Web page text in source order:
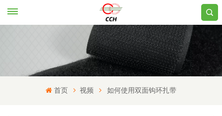
首页 视频 如何使用双面钩环扎带